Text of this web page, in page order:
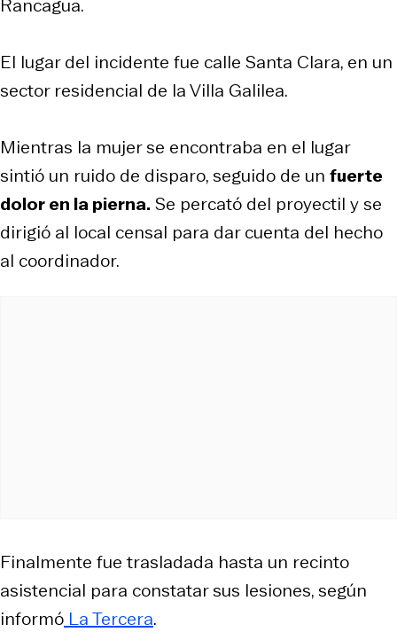
Rancagua.
El lugar del incidente fue calle Santa Clara, en un
sector residencial de la Villa Galilea.
Mientras la mujer se encontraba en el lugar
sintió un ruido de disparo, seguido de un fuerte
dolor en la pierna.Se percató del proyectil y se
dirigió al local censal para dar cuenta del hecho
al coordinador.
Finalmente fue trasladada hasta un recinto
asistencial para constatar sus lesiones, según
informó La Tercera.